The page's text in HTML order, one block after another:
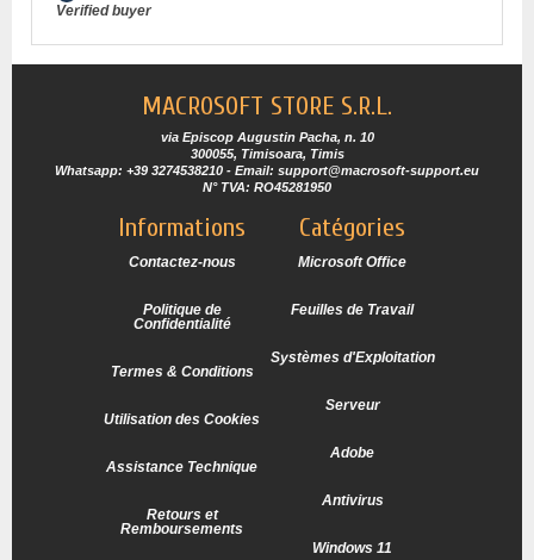
Verified buyer
MACROSOFT STORE S.R.L.
via Episcop Augustin Pacha, n. 10
300055, Timisoara, Timis
Whatsapp: +39 3274538210 - Email: support@macrosoft-support.eu
N° TVA: RO45281950
Informations
Contactez-nous
Politique de
Confidentialité
Termes & Conditions
Utilisation des Cookies
Assistance Technique
Retours et
Remboursements
Catégories
Microsoft Office
Feuilles de Travail
Systèmes d'Exploitation
Serveur
Adobe
Antivirus
Windows 11